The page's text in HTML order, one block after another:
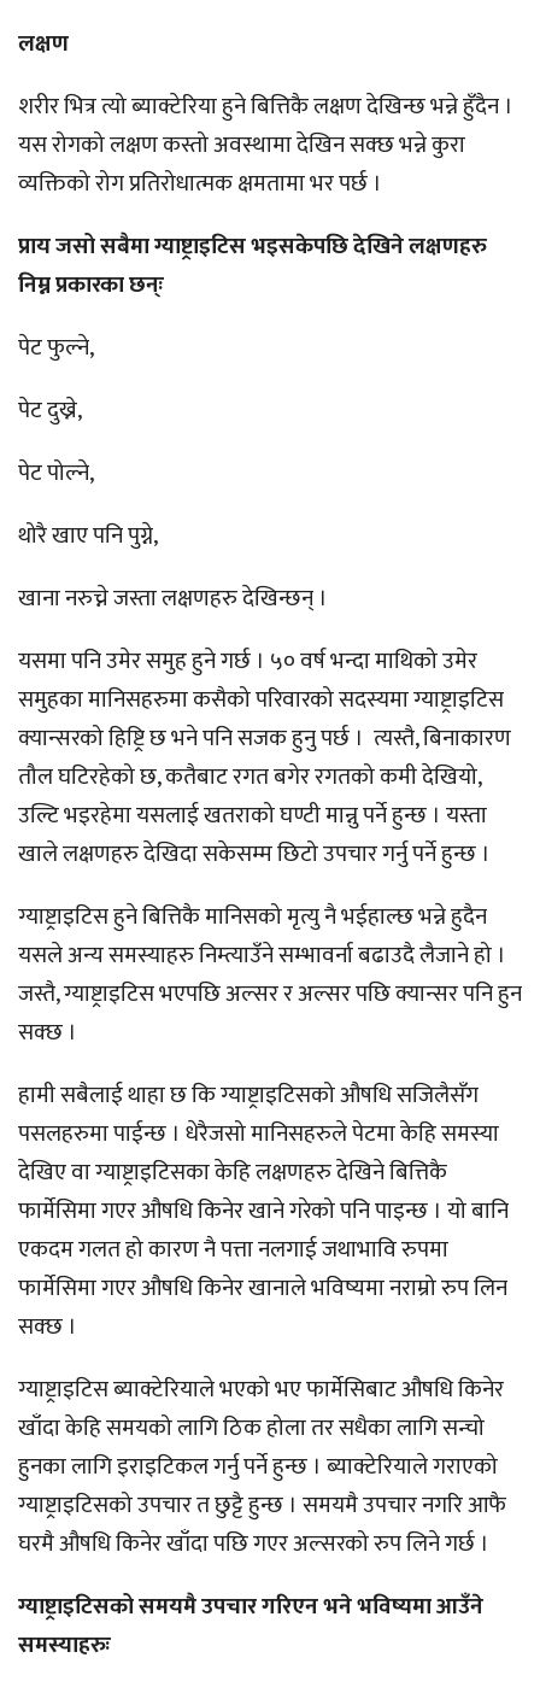
लक्षण
शरीर भित्र त्यो ब्याक्टेरिया हुने बित्तिकै लक्षण देखिन्छ भन्ने हुँदैन ।
यस रोगको लक्षण कस्तो अवस्थामा देखिन सक्छ भन्ने कुरा
व्यक्तिको रोग प्रतिरोधात्मक क्षमतामा भर पर्छ ।
प्राय जसो सबैमा ग्याष्ट्राइटिस भइसकेपछि देखिने लक्षणहरु
निम्न प्रकारका छन्ः
पेट फुल्ने,
पेट दुख्ने,
पेट पोल्ने,
थोरै खाए पनि पुग्ने,
खाना नरुच्ने जस्ता लक्षणहरु देखिन्छन् ।
यसमा पनि उमेर समुह हुने गर्छ । ५० वर्ष भन्दा माथिको उमेर
समुहका मानिसहरुमा कसैको परिवारको सदस्यमा ग्याष्ट्राइटिस
क्यान्सरको हिष्ट्रि छ भने पनि सजक हुनु पर्छ । त्यस्तै, बिनाकारण
तौल घटिरहेको छ, कतैबाट रगत बगेर रगतको कमी देखियो,
उल्टि भइरहेमा यसलाई खतराको घण्टी मान्नु पर्ने हुन्छ । यस्ता
खाले लक्षणहरु देखिदा सकेसम्म छिटो उपचार गर्नु पर्ने हुन्छ ।
ग्याष्ट्राइटिस हुने बित्तिकै मानिसको मृत्यु नै भईहाल्छ भन्ने हुदैन
यसले अन्य समस्याहरु निम्त्याउँने सम्भावर्ना बढाउदै लैजाने हो ।
जस्तै, ग्याष्ट्राइटिस भएपछि अल्सर र अल्सर पछि क्यान्सर पनि हुन
सक्छ ।
हामी सबैलाई थाहा छ कि ग्याष्ट्राइटिसको औषधि सजिलैसँग
पसलहरुमा पाईन्छ । धेरैजसो मानिसहरुले पेटमा केहि समस्या
देखिए वा ग्याष्ट्राइटिसका केहि लक्षणहरु देखिने बित्तिकै
फार्मेसिमा गएर औषधि किनेर खाने गरेको पनि पाइन्छ । यो बानि
एकदम गलत हो कारण नै पत्ता नलगाई जथाभावि रुपमा
फार्मेसिमा गएर औषधि किनेर खानाले भविष्यमा नराम्रो रुप लिन
सक्छ ।
ग्याष्ट्राइटिस ब्याक्टेरियाले भएको भए फार्मेसिबाट औषधि किनेर
खाँदा केहि समयको लागि ठिक होला तर सधैका लागि सन्चो
हुनका लागि इराइटिकल गर्नु पर्ने हुन्छ । ब्याक्टेरियाले गराएको
ग्याष्ट्राइटिसको उपचार त छुट्टै हुन्छ । समयमै उपचार नगरि आफै
घरमै औषधि किनेर खाँदा पछि गएर अल्सरको रुप लिने गर्छ ।
ग्याष्ट्राइटिसको समयमै उपचार गरिएन भने भविष्यमा आउँने
समस्याहरुः